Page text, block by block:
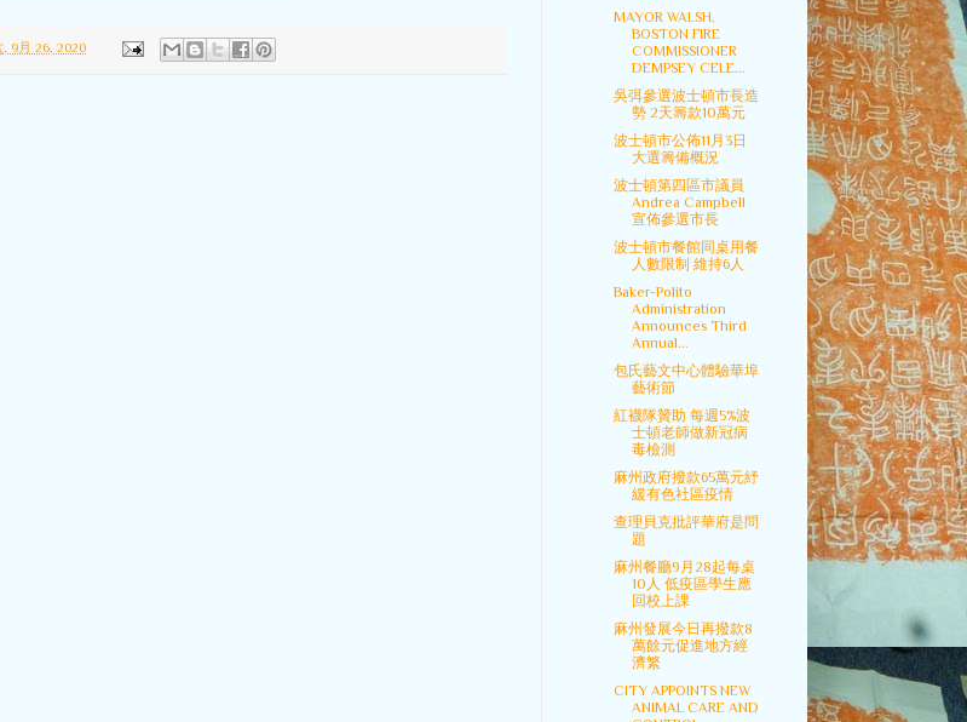
, 9月 26, 2020
MAYOR WALSH,
BOSTON FIRE
COMMISSIONER
DEMPSEY CELE...
吳弭參選波士頓市長造
勢 2天籌款10萬元
波士頓市公佈11月3日
大選籌備概況
波士頓第四區市議員
Andrea Campbell
宣佈參選市長
波士頓市餐館同桌用餐
人數限制 維持6人
Baker-Polito
Administration
Announces Third
Annual...
包氏藝文中心體驗華埠
藝術節
紅襪隊贊助 每週5%波
士頓老師做新冠病
毒檢測
麻州政府撥款65萬元紓
緩有色社區疫情
查理貝克批評華府是問
題
麻州餐廳9月28起每桌
10人 低疫區學生應
回校上課
麻州發展今日再撥款8
萬餘元促進地方經
濟繁
CITY APPOINTS NEW
ANIMAL CARE AND